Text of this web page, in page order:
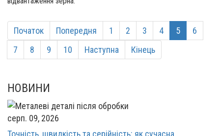
Початок Попередня 1 2 3 4 5
6
7
8 9 10 Наступна Кінець
НОВИНИ
серп. 09, 2026
Точність, швидкість та серійність: як сучасна